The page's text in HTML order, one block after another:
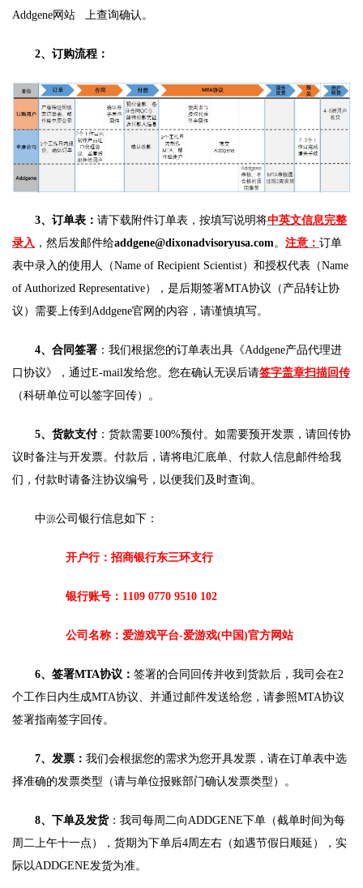
Addgene网站
上查询确认。
2、订购流程：
3、订单表： 请下载附件订单表，按填写说明将中英文信息完整
录入 ，然后发邮件给addgene@dixonadvisoryusa.com 。 注意： 订单
表中录入的使用人（Name of Recipient Scientist）和授权代表（Name
of Authorized Representative），是后期签署MTA协议（产品转让协
议）需要上传到Addgene官网的内容，请谨慎填写。
4、合同签署 ：我们根据您的订单表出具《Addgene产品代理进
口协议》，通过E-mail发给您。您在确认无误后请签字盖章扫描回传
（科研单位可以签字回传）。
5、货款支付 ：货款需要100%预付。如需要预开发票，请回传协
议时备注与开发票。付款后，请将电汇底单、付款人信息邮件给我
们，付款时请备注协议编号，以便我们及时查询。
中源公司银行信息如下：
开户行：招商银行东三环支行
银行账号：1109 0770 9510 102
公司名称：爱游戏平台-爱游戏(中国)官方网站
6、签署MTA协议： 签署的合同回传并收到货款后，我司会在2
个工作日内生成MTA协议、并通过邮件发送给您，请参照MTA协议
签署指南签字回传。
7、发票： 我们会根据您的需求为您开具发票，请在订单表中选
择准确的发票类型（请与单位报账部门确认发票类型）。
8、下单及发货 ：我司每周二向ADDGENE下单（截单时间为每
周二上午十一点），货期为下单后4周左右（如遇节假日顺延），实
际以ADDGENE发货为准。